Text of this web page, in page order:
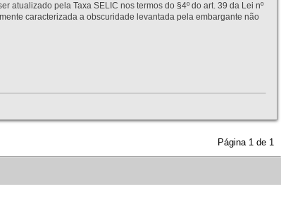
atualizado pela Taxa SELIC nos termos do §4º do art. 39 da Lei nº
caracterizada a obscuridade levantada pela embargante não
Página 1 de 1